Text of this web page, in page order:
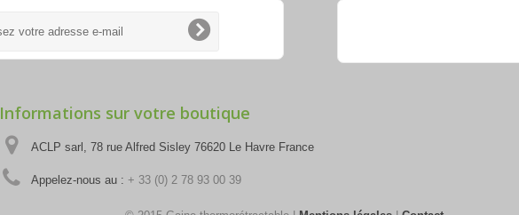
Informations sur votre boutique
ACLP sarl, 78 rue Alfred Sisley 76620 Le Havre France
Appelez-nous au : + 33 (0) 2 78 93 00 39